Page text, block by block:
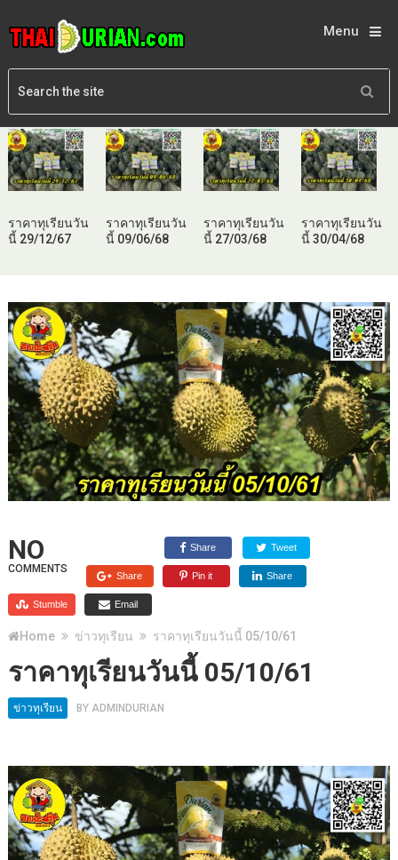
Menu
ราคาทุเรียนวัน
นี้ 29/12/67
ราคาทุเรียนวัน
นี้ 09/06/68
ราคาทุเรียนวัน
นี้ 27/03/68
ราคาทุเรียนวัน
นี้ 30/04/68
NO
COMMENTS
Share Tweet
Share Pin it Share
Stumble Email
Home ข่าวทุเรียน ราคาทุเรียนวันนี้ 05/10/61
ราคาทุเรียนวันนี้ 05/10/61
ข่าวทุเรียน BY ADMINDURIAN